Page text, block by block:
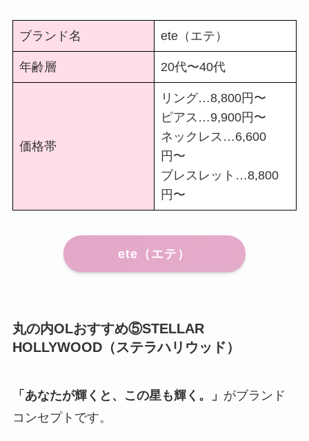
ブランド名 ete（エテ）
年齢層 20代〜40代
価格帯
リング…8,800円〜
ピアス…9,900円〜
ネックレス…6,600
円〜
ブレスレット…8,800
円〜
ete（エテ）
丸の内OLおすすめ⑤STELLAR
HOLLYWOOD（ステラハリウッド）
「あなたが輝くと、この星も輝く。」 がブランド
コンセプトです。